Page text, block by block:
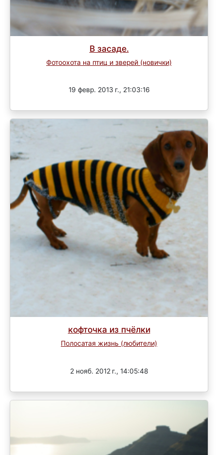
В засаде.
Фотоохота на птиц и зверей (новички)
19 февр. 2013 г., 21:03:16
кофточка из пчёлки
Полосатая жизнь (любители)
2 нояб. 2012 г., 14:05:48